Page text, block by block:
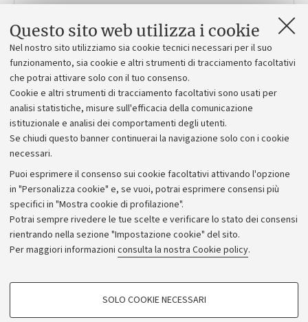
Questo sito web utilizza i cookie
Nel nostro sito utilizziamo sia cookie tecnici necessari per il suo
funzionamento, sia cookie e altri strumenti di tracciamento facoltativi
che potrai attivare solo con il tuo consenso.
Cookie e altri strumenti di tracciamento facoltativi sono usati per
analisi statistiche, misure sull'efficacia della comunicazione
istituzionale e analisi dei comportamenti degli utenti.
Se chiudi questo banner continuerai la navigazione solo con i cookie
necessari.
Puoi esprimere il consenso sui cookie facoltativi attivando l'opzione
in "Personalizza cookie" e, se vuoi, potrai esprimere consensi più
specifici in "Mostra cookie di profilazione".
Potrai sempre rivedere le tue scelte e verificare lo stato dei consensi
rientrando nella sezione "Impostazione cookie" del sito.
Per maggiori informazioni consulta la nostra Cookie policy.
COOKIE DI PROFILAZIONE - FACOLTATIVI
SOLO COOKIE NECESSARI
informazioni su avvisi pubblici e incarico, viale Risorgimento
n.2, cap 40136, telefono 0512093955
Dipartimento DEI
eleonora.alesiani2@unibo.it
Orario
dalle 10:00 alle 12:00
Privacy
Note legali
NormAteneo
Impostazioni Cookie